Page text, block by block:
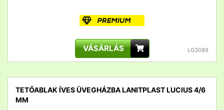
VÁSÁRLÁS LG3089
TETŐABLAK ÍVES ÜVEGHÁZBA LANITPLAST LUCIUS 4/6
MM